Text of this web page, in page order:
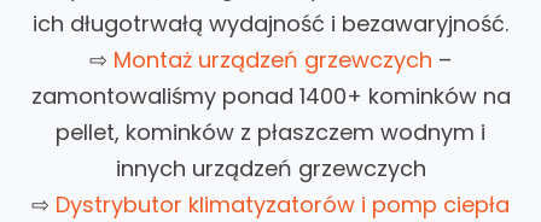
ich długotrwałą wydajność i bezawaryjność.
⇨ Montaż urządzeń grzewczych –
zamontowaliśmy ponad 1400+ kominków na
pellet, kominków z płaszczem wodnym i
innych urządzeń grzewczych
⇨ Dystrybutor klimatyzatorów i pomp ciepła